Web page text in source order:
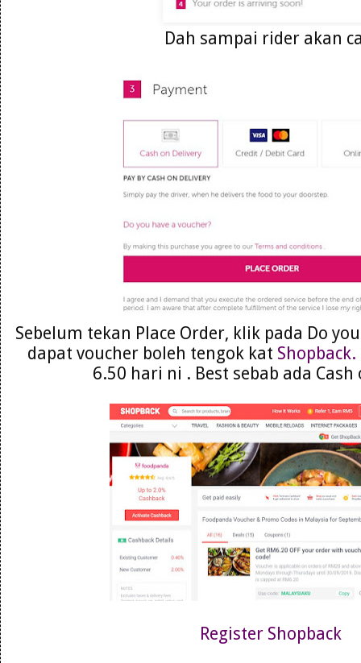
Dah sampai rider akan
Sebelum tekan Place Order, klik pada Do
dapat voucher boleh tengok kat Shopback.
6.50 hari ni . Best sebab ada Cash
Register Shopback